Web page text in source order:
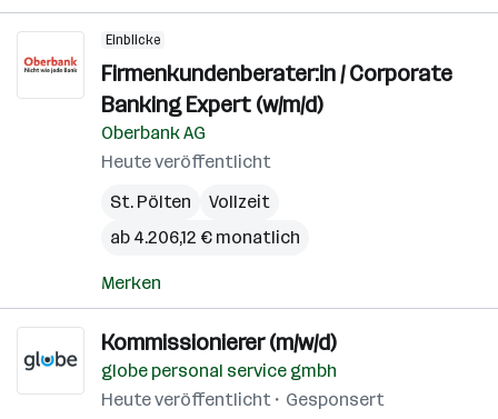
Einblicke
Firmenkundenberater:in / Corporate
Banking Expert (w/m/d)
Oberbank AG
Heute veröffentlicht
St. Pölten
Vollzeit
ab 4.206,12 € monatlich
Merken
Kommissionierer (m/w/d)
globe personal service gmbh
Heute veröffentlicht
Gesponsert